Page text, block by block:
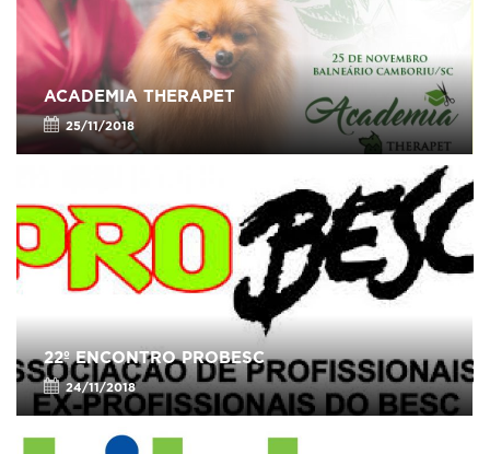
ACADEMIA THERAPET
25/11/2018
22º ENCONTRO PROBESC
24/11/2018